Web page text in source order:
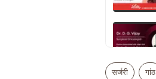
सर्जरी गांठ